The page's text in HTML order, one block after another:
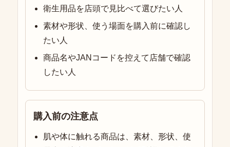
衛生用品を店頭で見比べて選びたい人
素材や形状、使う場面を購入前に確認し
たい人
商品名やJANコードを控えて店舗で確認
したい人
購入前の注意点
肌や体に触れる商品は、素材、形状、使